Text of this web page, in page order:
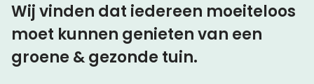
Wij vinden dat iedereen moeiteloos
moet kunnen genieten van een
groene & gezonde tuin.